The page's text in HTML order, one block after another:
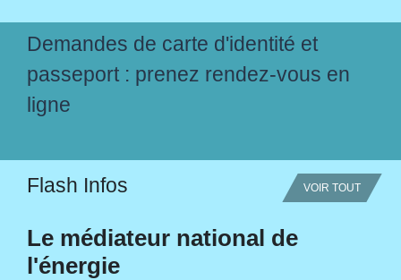
Demandes de carte d'identité et
passeport : prenez rendez-vous en
ligne
Flash Infos VOIR TOUT
Le médiateur national de
l'énergie